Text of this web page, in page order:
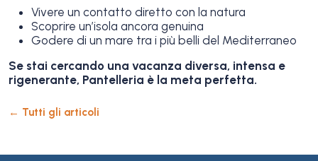
Vivere un contatto diretto con la natura
Scoprire un’isola ancora genuina
Godere di un mare tra i più belli del Mediterraneo
Se stai cercando una vacanza diversa, intensa e
rigenerante, Pantelleria è la meta perfetta.
← Tutti gli articoli